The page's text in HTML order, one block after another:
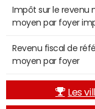
Impôt sur le revenu
moyen par foyer
Revenu fiscal de
moyen par foyer
Les